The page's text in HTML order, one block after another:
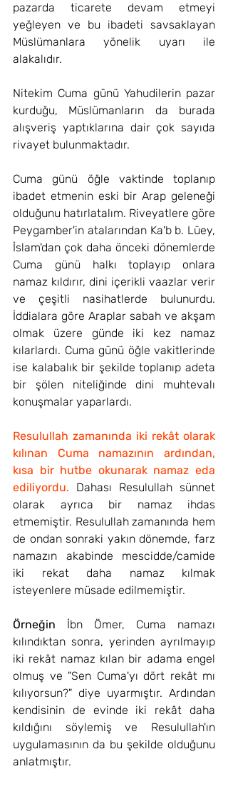
pazarda ticarete devam etmeyi
yeğleyen ve bu ibadeti savsaklayan
Müslümanlara yönelik uyarı ile
alakalıdır.
Nitekim Cuma günü Yahudilerin pazar
kurduğu, Müslümanların da burada
alışveriş yaptıklarına dair çok sayıda
rivayet bulunmaktadır.
Cuma günü öğle vaktinde toplanıp
ibadet etmenin eski bir Arap geleneği
olduğunu hatırlatalım. Riveyatlere göre
Peygamber'in atalarından Ka'b b. Lüey,
İslam'dan çok daha önceki dönemlerde
Cuma günü halkı toplayıp onlara
namaz kıldırır, dini içerikli vaazlar verir
ve çeşitli nasihatlerde bulunurdu.
İddialara göre Araplar sabah ve akşam
olmak üzere günde iki kez namaz
kılarlardı. Cuma günü öğle vakitlerinde
ise kalabalık bir şekilde toplanıp adeta
bir şölen niteliğinde dini muhtevalı
konuşmalar yaparlardı.
Resulullah zamanında iki rekât olarak
kılınan Cuma namazının ardından,
kısa bir hutbe okunarak namaz eda
ediliyordu. Dahası Resulullah sünnet
olarak ayrıca bir namaz ihdas
etmemiştir. Resulullah zamanında hem
de ondan sonraki yakın dönemde, farz
namazın akabinde mescidde/camide
iki rekat daha namaz kılmak
isteyenlere müsade edilmemiştir.
Örneğin İbn Ömer, Cuma namazı
kılındıktan sonra, yerinden ayrılmayıp
iki rekât namaz kılan bir adama engel
olmuş ve "Sen Cuma'yı dört rekât mı
kılıyorsun?" diye uyarmıştır. Ardından
kendisinin de evinde iki rekât daha
kıldığını söylemiş ve Resulullah'ın
uygulamasının da bu şekilde olduğunu
anlatmıştır.